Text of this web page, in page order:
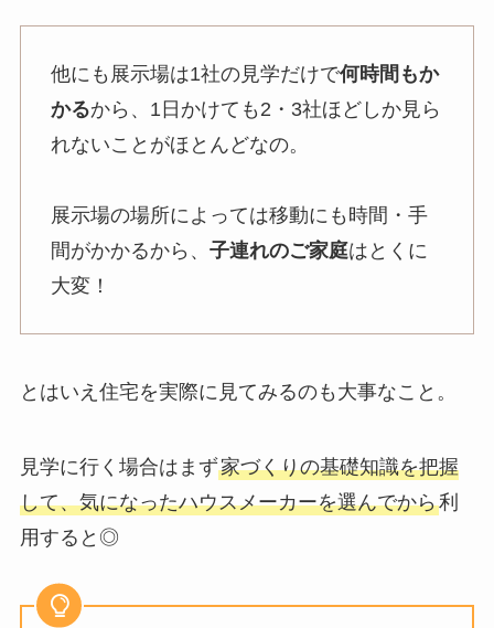
他にも展示場は1社の見学だけで何時間もか
かるから、1日かけても2・3社ほどしか見ら
れないことがほとんどなの。
展示場の場所によっては移動にも時間・手
間がかかるから、 子連れのご家庭はとくに
大変！
とはいえ住宅を実際に見てみるのも大事なこと。
見学に行く場合はまず家づくりの基礎知識を把握
して、気になったハウスメーカーを選んでから利
用すると◎